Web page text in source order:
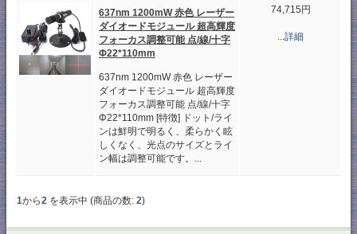
637nm 1200mW 赤色 レーザー
ダイオードモジュール 超高輝度
フォーカス調整可能 点/線/十字
Φ22*110mm
637nm 1200mW 赤色 レーザー
ダイオードモジュール 超高輝度
フォーカス調整可能 点/線/十字
Φ22*110mm [特徴] ドット/ライ
ンは鮮明で明るく、柔らかく眩
しくなく、光点のサイズとライ
ン幅は調整可能です。...
74,715円
...詳細
1から2 を表示中 (商品の数: 2)